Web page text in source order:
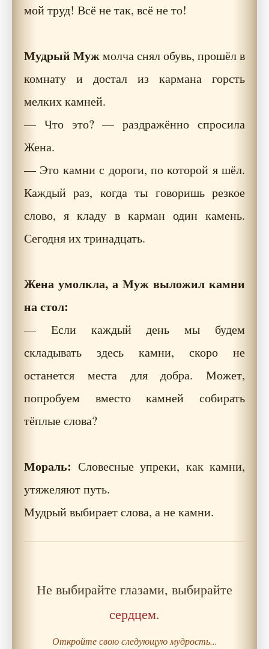
мой труд! Всё не так, всё не то!
Мудрый Мужмолча снял обувь, прошёл в
комнату и достал из кармана горсть
мелких камней.
— Что это? — раздражённо спросила
Жена.
— Это камни с дороги, по которой я шёл.
Каждый раз, когда ты говоришь резкое
слово, я кладу в карман один камень.
Сегодня их тринадцать.
Жена умолкла, а Муж выложил камни
на стол:
— Если каждый день мы будем
складывать здесь камни, скоро не
останется места для добра. Может,
попробуем вместо камней собирать
тёплые слова?
Мораль: Словесные упреки, как камни,
утяжеляют путь.
Мудрый выбирает слова, а не камни.
Не выбирайте глазами, выбирайте
сердцем.
Откройте свою следующую мудрость...